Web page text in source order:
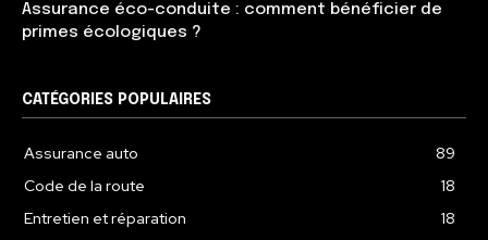
Assurance éco-conduite : comment bénéficier de
primes écologiques ?
CATÉGORIES POPULAIRES
Assurance auto
89
Code de la route
18
Entretien et réparation
18